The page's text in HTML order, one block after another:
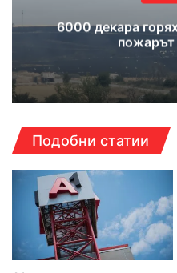
6000 декара
пожарът
Подобни статии